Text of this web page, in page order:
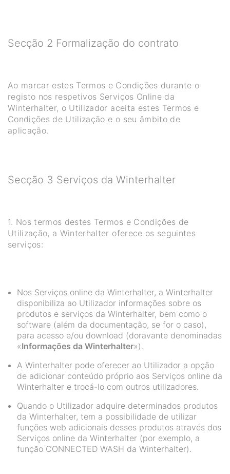
Secção 2 Formalização do contrato
Ao marcar estes Termos e Condições durante o
registo nos respetivos Serviços Online da
Winterhalter, o Utilizador aceita estes Termos e
Condições de Utilização e o seu âmbito de
aplicação.
Secção 3 Serviços da Winterhalter
1. Nos termos destes Termos e Condições de
Utilização, a Winterhalter oferece os seguintes
serviços:
Nos Serviços online da Winterhalter, a Winterhalter
disponibiliza ao Utilizador informações sobre os
produtos e serviços da Winterhalter, bem como o
software (além da documentação, se for o caso),
para acesso e/ou download (doravante denominadas
«Informações da Winterhalter»).
A Winterhalter pode oferecer ao Utilizador a opção
de adicionar conteúdo próprio aos Serviços online da
Winterhalter e trocá-lo com outros utilizadores.
Quando o Utilizador adquire determinados produtos
da Winterhalter, tem a possibilidade de utilizar
funções web adicionais desses produtos através dos
Serviços online da Winterhalter (por exemplo, a
função CONNECTED WASH da Winterhalter).